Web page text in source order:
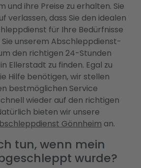
und ihre Preise zu erhalten. Sie
verlassen, dass Sie den idealen
für Ihre Bedürfnisse
unserem Abschleppdienst-
den richtigen 24-Stunden
Ellerstadt zu finden. Egal zu
Hilfe benötigen, wir stellen
bestmöglichen Service
wieder auf den richtigen
bieten wir unsere
Gönnheim an.
tun, wenn mein
wurde?